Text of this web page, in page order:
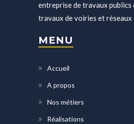
entreprise de travaux publics
travaux de voiries et réseaux
MENU
Accueil
A propos
Nos métiers
Réalisations